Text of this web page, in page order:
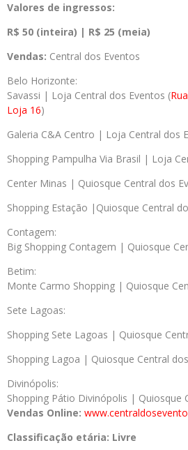
Valores de ingressos:
R$ 50 (inteira) | R$ 25 (meia)
Vendas: Central dos Eventos
Belo Horizonte:
Savassi | Loja Central dos Eventos (
Loja 16)
Galeria C&A Centro | Loja Central dos
Shopping Pampulha Via Brasil | Loja
Center Minas | Quiosque Central dos
Shopping Estação |Quiosque Central
Contagem:
Big Shopping Contagem | Quiosque
Betim:
Monte Carmo Shopping | Quiosque
Sete Lagoas:
Shopping Sete Lagoas | Quiosque
Shopping Lagoa | Quiosque Central
Divinópolis:
Shopping Pátio Divinópolis | Quiosque
Vendas Online:
Classificação etária: Livre